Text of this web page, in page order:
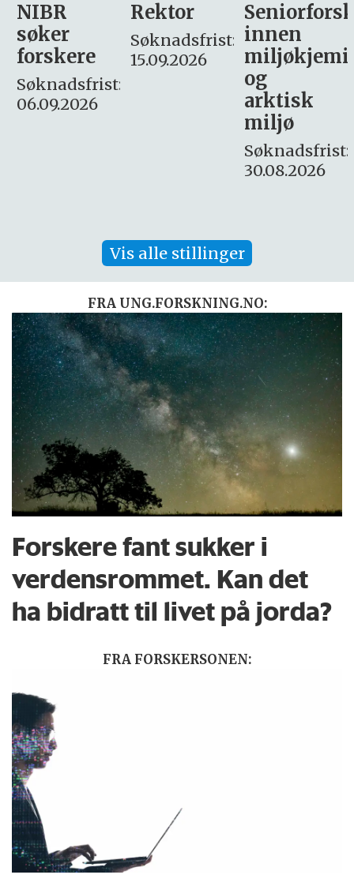
Rektor
Søknadsfrist:
15.09.2026
Seniorforsker
innen
miljøkjemi
søker
– fast
Søknadsfrist:
16. august.
Vis alle stillinger
FRA UNG.FORSKNING.NO:
Forskere fant sukker i
verdensrommet. Kan det
ha bidratt til livet på jorda?
FRA FORSKERSONEN: